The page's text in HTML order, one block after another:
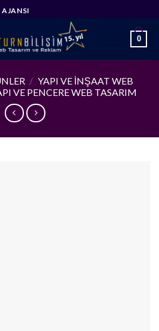
AJANSI
0
/ YAPI VE İNŞAAT WEB
VE PENCERE WEB TASARIM